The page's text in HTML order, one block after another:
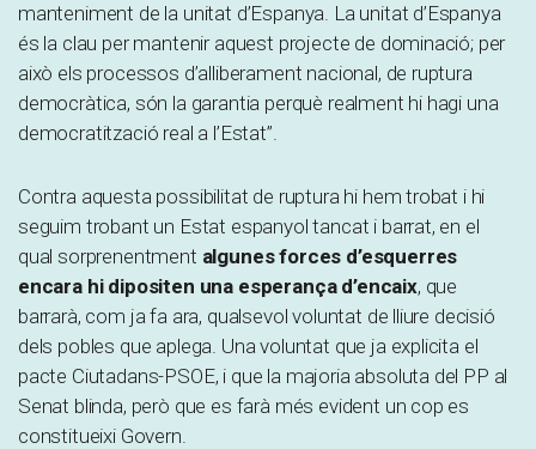
manteniment de la unitat d’Espanya. La unitat d’Espanya
és la clau per mantenir aquest projecte de dominació; per
això els processos d’alliberament nacional, de ruptura
democràtica, són la garantia perquè realment hi hagi una
democratització real a l’Estat”.
Contra aquesta possibilitat de ruptura hi hem trobat i hi
seguim trobant un Estat espanyol tancat i barrat, en el
qual sorprenentment algunes forces d’esquerres
encara hi dipositen una esperança d’encaix, que
barrarà, com ja fa ara, qualsevol voluntat de lliure decisió
dels pobles que aplega. Una voluntat que ja explicita el
pacte Ciutadans-PSOE, i que la majoria absoluta del PP al
Senat blinda, però que es farà més evident un cop es
constitueixi Govern.